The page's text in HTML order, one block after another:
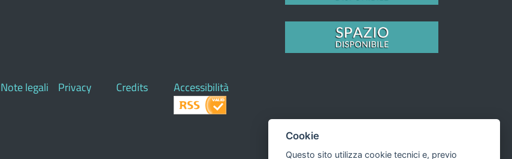
Note legali Privacy Credits Accessibilità
Cookie
Questo sito utilizza cookie tecnici e, previo